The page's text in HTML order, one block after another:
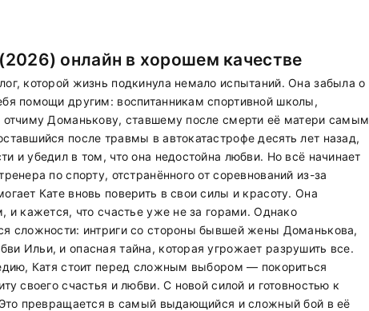
онлайн в хорошем качестве
которой жизнь подкинула немало испытаний. Она забыла о
помощи другим: воспитанникам спортивной школы,
отчиму Доманькову, ставшему после смерти её матери самым
после травмы в автокатастрофе десять лет назад,
и убедил в том, что она недостойна любви. Но всё начинает
по спорту, отстранённого от соревнований из-за
Кате вновь поверить в свои силы и красоту. Она
и кажется, что счастье уже не за горами. Однако
сложности: интриги со стороны бывшей жены Доманькова,
Ильи, и опасная тайна, которая угрожает разрушить все.
Катя стоит перед сложным выбором — покориться
своего счастья и любви. С новой силой и готовностью к
превращается в самый выдающийся и сложный бой в её